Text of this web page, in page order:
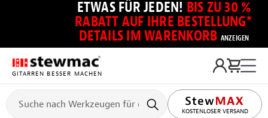
ETWAS FÜR JEDEN! BIS ZU 30 %
RABATT AUF IHRE BESTELLUNG*
DETAILS IM WARENKORB ANZEIGEN
GITARREN BESSER MACHEN
KOSTENLOSER VERSAND